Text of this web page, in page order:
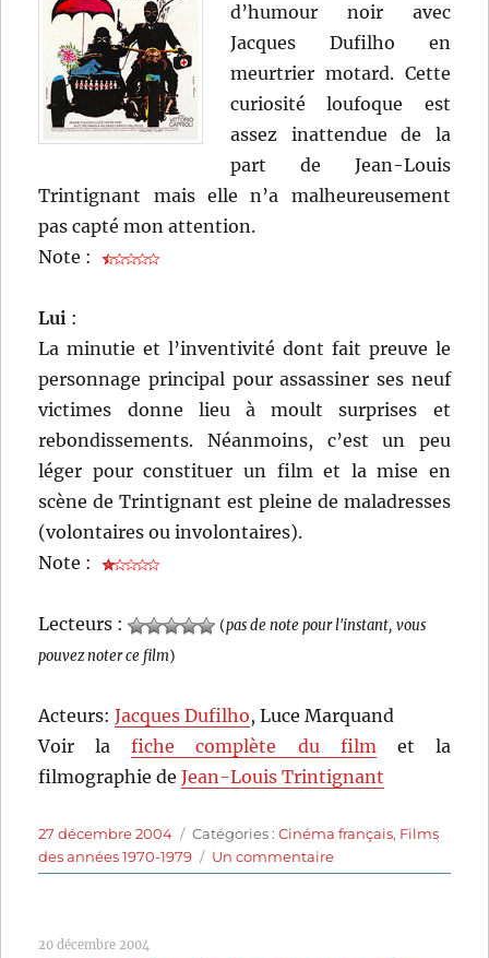
d’humour noir avec
Jacques Dufilho en
meurtrier motard. Cette
curiosité loufoque est
assez inattendue de la
part de Jean-Louis
Trintignant mais elle n’a malheureusement
pas capté mon attention.
Note :
Lui :
La minutie et l’inventivité dont fait preuve le
personnage principal pour assassiner ses neuf
victimes donne lieu à moult surprises et
rebondissements. Néanmoins, c’est un peu
léger pour constituer un film et la mise en
scène de Trintignant est pleine de maladresses
(volontaires ou involontaires).
Note :
Lecteurs : (pas de note pour l'instant, vous
pouvez noter ce film)
Acteurs:Jacques Dufilho, Luce Marquand
Voir lafiche complète du filmet la
filmographie deJean-Louis Trintignant
Publié
le
27 décembre 2004 Catégories
Catégories :Cinéma français, Films
des années 1970-1979
Un commentairesur
Une
20 décembre 2004